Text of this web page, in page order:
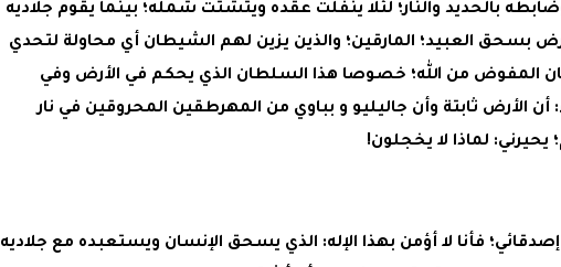
بالحديد والنار؛ لئلا ينفلت عقده ويتشتت شمله؛ بينما يقوم جلاديه
بسحق العبيد؛ المارقين؛ والذين يزين لهم الشيطان أي محاولة لتحدي
المفوض من الله؛ خصوصا هذا السلطان الذي يحكم في الأرض وفي
أن الأرض ثابتة وأن جاليليو و بباوي من المهرطقين المحروقين في نار
يحيرني: لماذا لا يخجلون!
إصدقائي؛ فأنا لا أؤمن بهذا الإله: الذي يسحق الإنسان ويستعبده مع جلاديه